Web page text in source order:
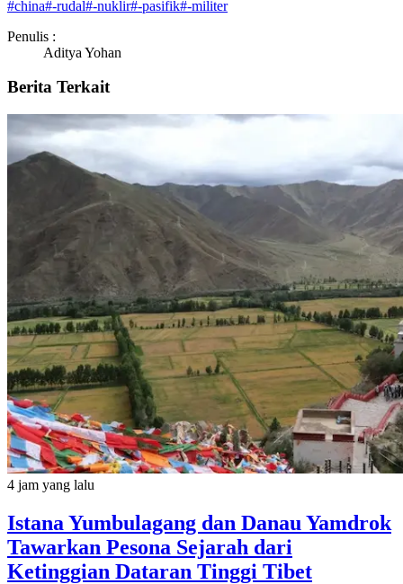
#china#-rudal#-nuklir#-pasifik#-militer
Penulis :
Aditya Yohan
Berita Terkait
4 jam yang lalu
Istana Yumbulagang dan Danau Yamdrok
Tawarkan Pesona Sejarah dari
Ketinggian Dataran Tinggi Tibet